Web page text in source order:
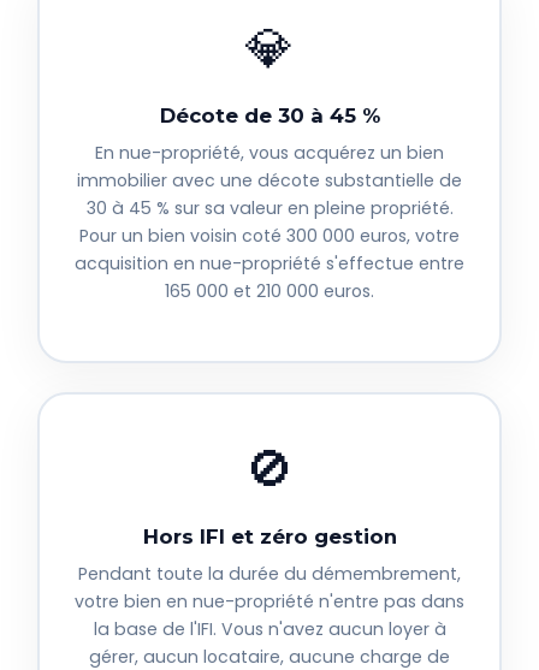
💎
Décote de 30 à 45 %
En nue-propriété, vous acquérez un bien
immobilier avec une décote substantielle de
30 à 45 % sur sa valeur en pleine propriété.
Pour un bien voisin coté 300 000 euros, votre
acquisition en nue-propriété s'effectue entre
165 000 et 210 000 euros.
🚫
Hors IFI et zéro gestion
Pendant toute la durée du démembrement,
votre bien en nue-propriété n'entre pas dans
la base de l'IFI. Vous n'avez aucun loyer à
gérer, aucun locataire, aucune charge de